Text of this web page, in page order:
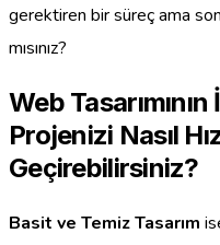
gerektiren bir süreç ama
mısınız?
Web
Projenizi Nasıl
Geçirebilirsiniz?
Basit ve Temiz Tasarım